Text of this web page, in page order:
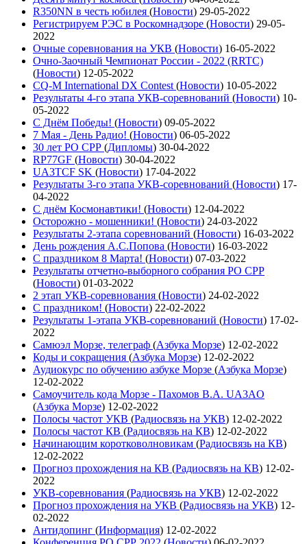
R350NN в честь юбилея (Новости) 29-05-2022
Регистрируем РЭС в Роскомнадзоре (Новости) 29-05-
2022
Очные соревнования на УКВ (Новости) 16-05-2022
Очно-Заочный Чемпионат России - 2022 (RRTC)
(Новости) 12-05-2022
CQ-M International DX Contest (Новости) 10-05-2022
Результаты 4-го этапа УКВ-соревнований (Новости) 10-
05-2022
С Днём Победы! (Новости) 09-05-2022
7 Мая - День Радио! (Новости) 06-05-2022
30 лет РО СРР (Дипломы) 30-04-2022
RP77GF (Новости) 30-04-2022
UA3TCF SK (Новости) 17-04-2022
Результаты 3-го этапа УКВ-соревнований (Новости) 17-
04-2022
С днём Космонавтики! (Новости) 12-04-2022
Осторожно - мошенники! (Новости) 24-03-2022
Результаты 2-этапа соревнований (Новости) 16-03-2022
День рождения А.С.Попова (Новости) 16-03-2022
С праздником 8 Марта! (Новости) 07-03-2022
Результаты отчетно-выборного собрания РО СРР
(Новости) 01-03-2022
2 этап УКВ-соревнования (Новости) 24-02-2022
С праздником! (Новости) 22-02-2022
Результаты 1-этапа УКВ-соревнований (Новости) 17-02-
2022
Самюэл Морзе, телеграф (Азбука Морзе) 12-02-2022
Коды и сокращения (Азбука Морзе) 12-02-2022
Аудиокурс по обучению азбуке Морзе (Азбука Морзе)
12-02-2022
Самоучитель кода Морзе - Пахомов В.А. UA3AO
(Азбука Морзе) 12-02-2022
Полосы частот УКВ (Радиосвязь на УКВ) 12-02-2022
Полосы частот КВ (Радиосвязь на КВ) 12-02-2022
Начинающим коротковолновикам (Радиосвязь на КВ)
12-02-2022
Прогноз прохождения на КВ (Радиосвязь на КВ) 12-02-
2022
УКВ-соревнования (Радиосвязь на УКВ) 12-02-2022
Прогноз прохождения на УКВ (Радиосвязь на УКВ) 12-
02-2022
Антидопинг (Информация) 12-02-2022